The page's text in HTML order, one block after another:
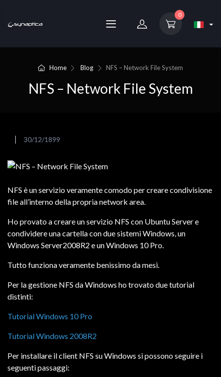
0
Home Blog NFS – Network File System
NFS – Network File System
30/12/1899
NFS è un servizio veramente comodo per creare condivisione
file all’interno della propria network area.
Ho provato a creare un servizio NFS con Ubuntu Server e
condividere una cartella con due sistemi Windows, un
Windows Server2008R2 e un Windows 10 Pro.
Tutto funziona veramente benissimo da mesi.
Per la gestione NFS da Windows ho trovato due tutorial
distinti:
Tutorial Windows 10 Pro
Tutorial Windows 2008R2
Per installare il client NFS su Windows si possono seguire i
seguenti passaggi: